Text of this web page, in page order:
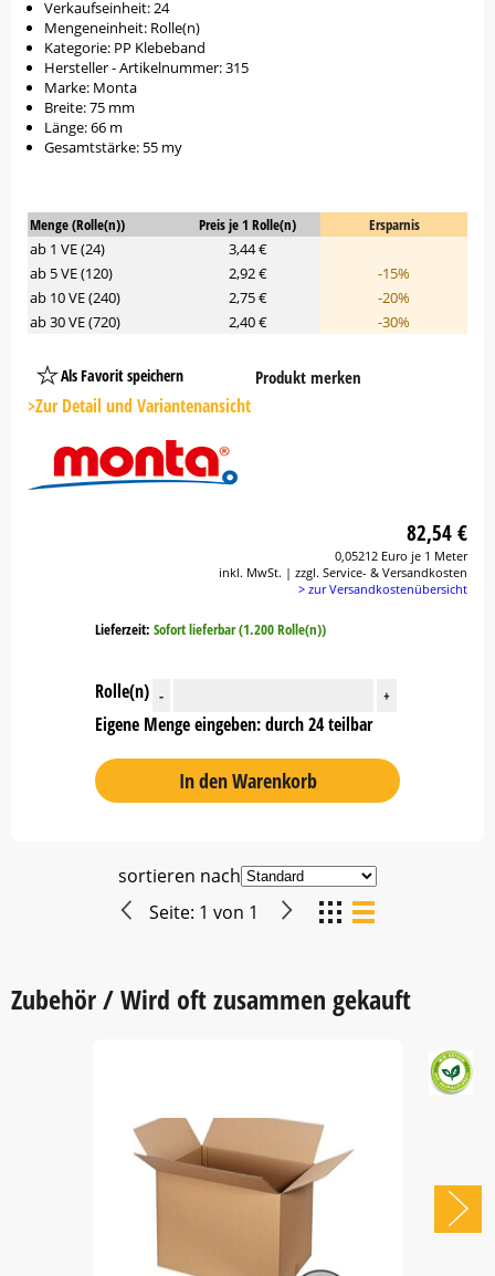
Verkaufseinheit: 24
Mengeneinheit: Rolle(n)
Kategorie: PP Klebeband
Hersteller - Artikelnummer: 315
Marke: Monta
Breite: 75 mm
Länge: 66 m
Gesamtstärke: 55 my
Menge (Rolle(n)) Preis je 1 Rolle(n)
Ersparnis
ab 1 VE (24)
3,44 €
ab 5 VE (120)
2,92 €
-15%
ab 10 VE (240)
2,75 €
-20%
ab 30 VE (720)
2,40 € -30%
Als Favorit speichern
Platzhalter
Button
Produkt merken
>Zur Detail und Variantenansicht
82,54 €
0,05212 Euro je 1 Meter
inkl. MwSt. | zzgl. Service- & Versandkosten
> zur Versandkostenübersicht
Lieferzeit: Sofort lieferbar (1.200 Rolle(n))
Rolle(n) - +
Eigene Menge eingeben: durch 24 teilbar
In den Warenkorb
sortieren nach
Seite: 1 von 1
Zubehör / Wird oft zusammen gekauft